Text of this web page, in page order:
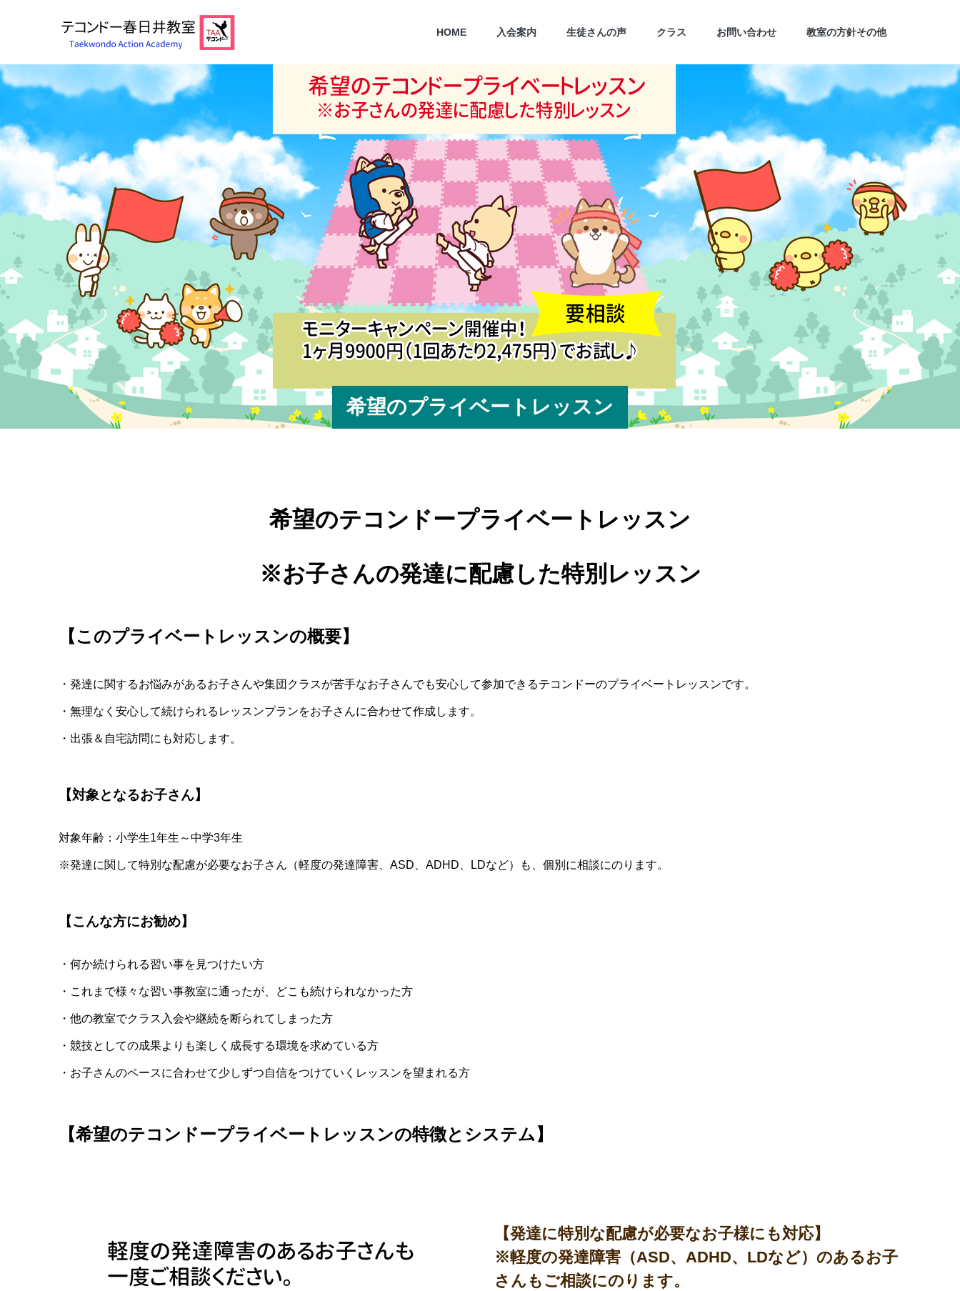
HOME 入会案内 生徒さんの声 クラス お問い合わせ 教室の方針その他
希望のプライベートレッスン
希望のテコンドープライベートレッスン
※お子さんの発達に配慮した特別レッスン
【このプライベートレッスンの概要】
・発達に関するお悩みがあるお子さんや集団クラスが苦手なお子さんでも安心して参加できるテコンドーのプライベートレッスンです。
・無理なく安心して続けられるレッスンプランをお子さんに合わせて作成します。
・出張＆自宅訪問にも対応します。
【対象となるお子さん】
対象年齢：小学生1年生～中学3年生
※発達に関して特別な配慮が必要なお子さん（軽度の発達障害、ASD、ADHD、LDなど）も、個別に相談にのります。
【こんな方にお勧め】
・何か続けられる習い事を見つけたい方
・これまで様々な習い事教室に通ったが、どこも続けられなかった方
・他の教室でクラス入会や継続を断られてしまった方
・競技としての成果よりも楽しく成長する環境を求めている方
・お子さんのペースに合わせて少しずつ自信をつけていくレッスンを望まれる方
【希望のテコンドープライベートレッスンの特徴とシステム】
【発達に特別な配慮が必要なお子様にも対応】
※軽度の発達障害（ASD、ADHD、LDなど）のあるお子
さんもご相談にのります。